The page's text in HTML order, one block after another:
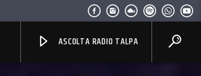
ASCOLTA RADIO TALPA